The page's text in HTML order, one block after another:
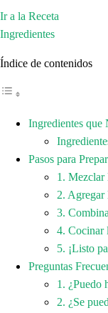
Ir a la Receta
Ingredientes
Índice de contenidos
Ingredientes que
Pasos para
1. Mezclar
2. Agregar
3.
4. Cocinar
5. ¡Listo
Preguntas
1. ¿Puedo
2. ¿Se